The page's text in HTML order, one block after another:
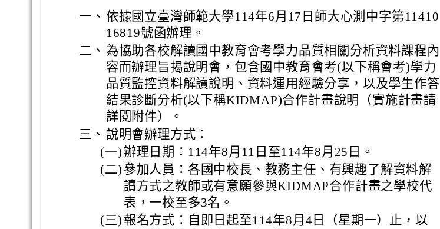
一、 依據國立臺灣師範大學114年6月17日師大心測中字第11410
16819號函辦理。
二、 為協助各校解讀國中教育會考學力品質相關分析資料課程內
容而辦理旨揭說明會，包含國中教育會考(以下稱會考)學力
品質監控資料解讀說明、資料運用經驗分享，以及學生作答
結果診斷分析(以下稱KIDMAP)合作計畫說明（實施計畫請
詳閱附件）。
三、 說明會辦理方式：
(一)辦理日期：114年8月11日至114年8月25日。
(二) 參加人員：各國中校長、教務主任、有興趣了解資料解
讀方式之教師或有意願參與KIDMAP合作計畫之學校代
表，一校至多3名。
(三) 報名方式：自即日起至114年8月4日（星期一）止，以